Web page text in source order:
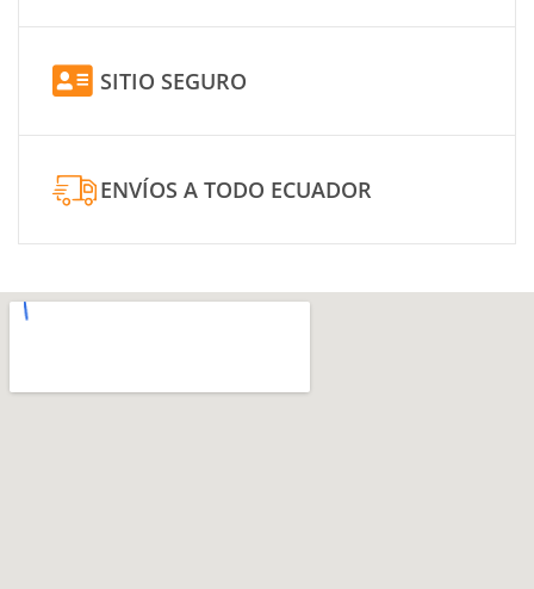
SITIO SEGURO
ENVÍOS A TODO ECUADOR